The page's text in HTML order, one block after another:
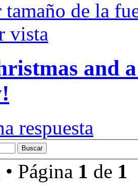
tamaño de la
vista
and
respuesta
Página 1 de 1